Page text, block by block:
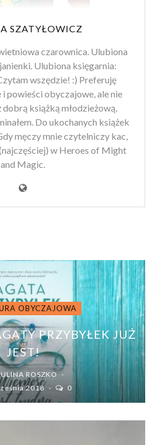
SZATYŁOWICZ
czarownica. Ulubiona
Ulubiona księgarnia:
wszędzie! :) Preferuję
powieści obyczajowe, ale nie
książką młodzieżową,
Do ukochanych książek
męczy mnie czytelniczy kac,
w Heroes of Might
and Magic.
OBYCZAJOWA
PRZYBYŁEK JUŻ
JEST!
ROSZKO
2018
0